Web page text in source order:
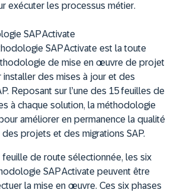
exécuter les processus métier.
SAP Activate
SAP Activate est la toute
de mise en œuvre de projet
installer des mises à jour et des
Reposant sur l’une des 15 feuilles de
à chaque solution, la méthodologie
améliorer en permanence la qualité
projets et des migrations SAP.
de route sélectionnée, les six
SAP Activate peuvent être
la mise en œuvre. Ces six phases